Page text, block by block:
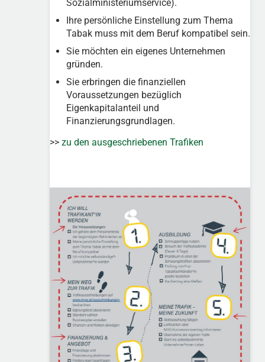
Sozialministeriumservice).
Ihre persönliche Einstellung zum Thema
Tabak muss mit dem Beruf kompatibel sein.
Sie möchten ein eigenes Unternehmen
gründen.
Sie erbringen die finanziellen
Voraussetzungen bezüglich
Eigenkapitalanteil und
Finanzierungsgrundlagen.
>>zu den ausgeschriebenen Trafiken